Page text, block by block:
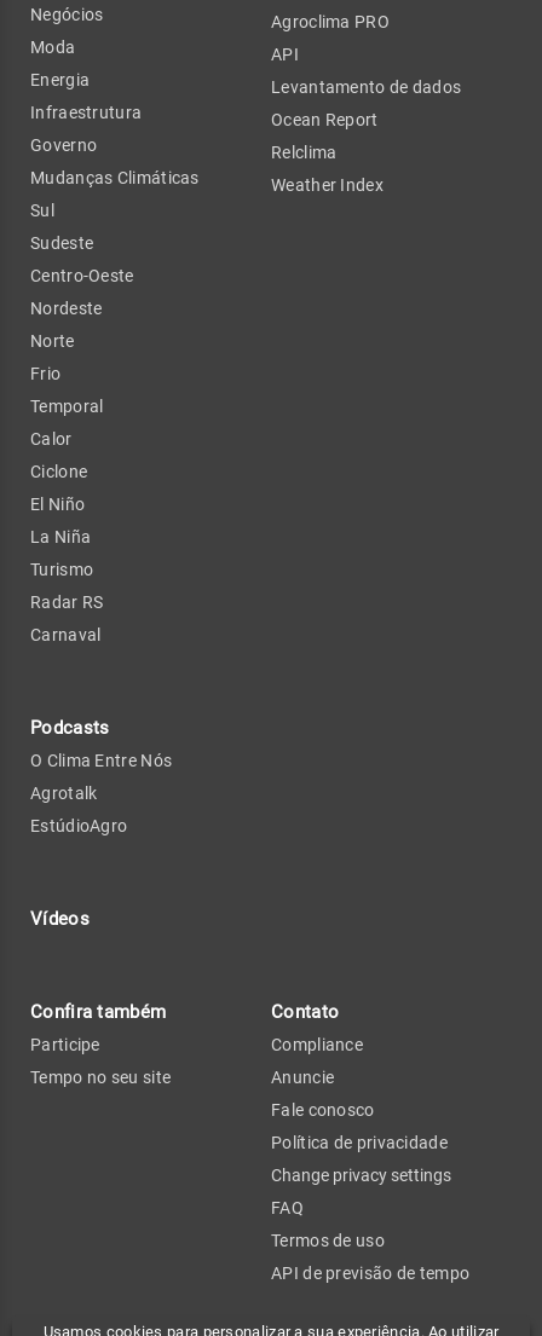
Usamos cookies para personalizar a sua experiência. Ao utilizar
Negócios
Moda
Energia
Infraestrutura
Governo
Mudanças Climáticas
Sul
Sudeste
Centro-Oeste
Nordeste
Norte
Frio
Temporal
Calor
Ciclone
El Niño
La Niña
Turismo
Radar RS
Carnaval
Podcasts
O Clima Entre Nós
Agrotalk
EstúdioAgro
Vídeos
Agroclima PRO
API
Levantamento de dados
Ocean Report
Relclima
Weather Index
Confira também
Participe
Tempo no seu site
Contato
Compliance
Anuncie
Fale conosco
Política de privacidade
Change privacy settings
FAQ
Termos de uso
API de previsão de tempo